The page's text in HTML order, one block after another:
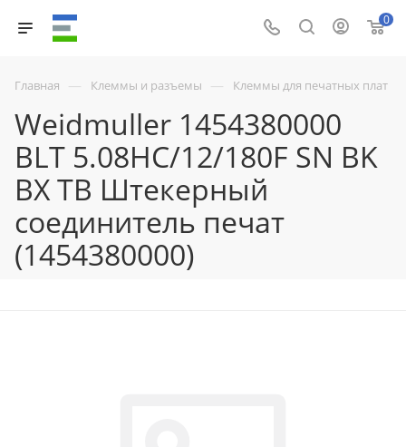
0
Главная — Клеммы и разъемы — Клеммы для печатных плат
Weidmuller 1454380000
BLT 5.08HC/12/180F SN BK
BX TB Штекерный
соединитель печат
(1454380000)